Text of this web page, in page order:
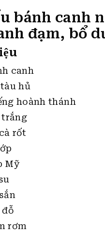
bánh canh
đạm, bổ
canh
hủ
hoành thánh
trắng
rốt
Mỹ
đỗ
rơm